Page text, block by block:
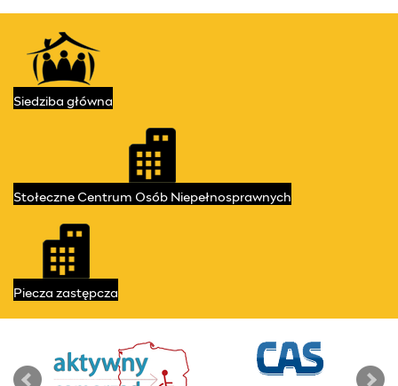
Kontakt
Siedziba główna
Stołeczne Centrum Osób Niepełnosprawnych
Piecza zastępcza